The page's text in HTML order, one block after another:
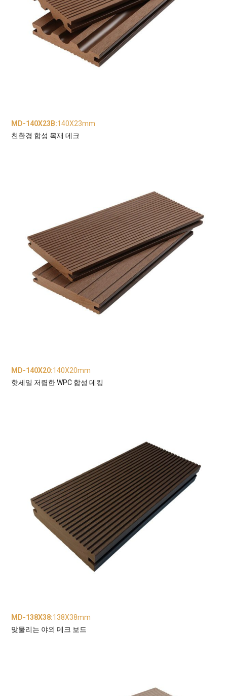
MD-140X23B:140X23mm
친환경 합성 목재 데크
MD-140X20:140X20mm
핫세일 저렴한 WPC 합성 데킹
MD-138X38:138X38mm
맞물리는 야외 데크 보드